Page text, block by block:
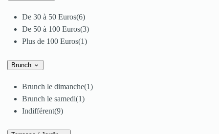
De 30 à 50 Euros(6)
De 50 à 100 Euros(3)
Plus de 100 Euros(1)
Brunch
Brunch le dimanche(1)
Brunch le samedi(1)
Indifférent(9)